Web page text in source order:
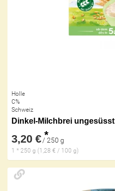
Holle
C%
Schweiz
Dinkel-Milchbrei ungesüsst
3,20 € *
/ 250 g
1 * 250 g (1,28 € / 100 g)